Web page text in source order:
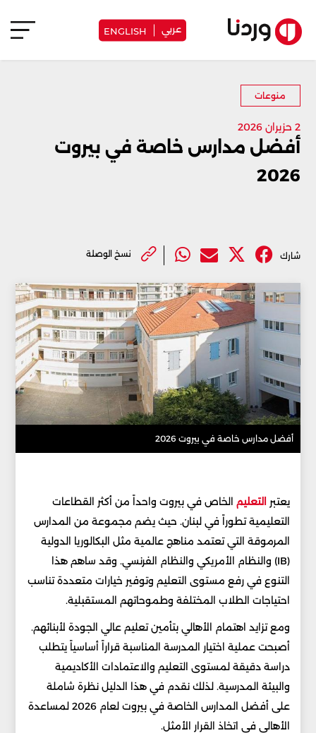
عربي ENGLISH
منوعات
2 حزيران 2026
أفضل مدارس خاصة في بيروت
2026
شارك نسخ الوصلة
أفضل مدارس خاصة في بيروت 2026
يعتبر التعليم الخاص في بيروت واحداً من أكثر القطاعات
التعليمية تطوراً في لبنان. حيث يضم مجموعة من المدارس
المرموقة التي تعتمد مناهج عالمية مثل البكالوريا الدولية
(IB) والنظام الأمريكي والنظام الفرنسي. وقد ساهم هذا
التنوع في رفع مستوى التعليم وتوفير خيارات متعددة تناسب
احتياجات الطلاب المختلفة وطموحاتهم المستقبلية.
ومع تزايد اهتمام الأهالي بتأمين تعليم عالي الجودة لأبنائهم.
أصبحت عملية اختيار المدرسة المناسبة قراراً أساسياً يتطلب
دراسة دقيقة لمستوى التعليم والاعتمادات الأكاديمية
والبيئة المدرسية. لذلك نقدم في هذا الدليل نظرة شاملة
على أفضل المدارس الخاصة في بيروت لعام 2026 لمساعدة
الأهالي في اتخاذ القرار الأمثل.